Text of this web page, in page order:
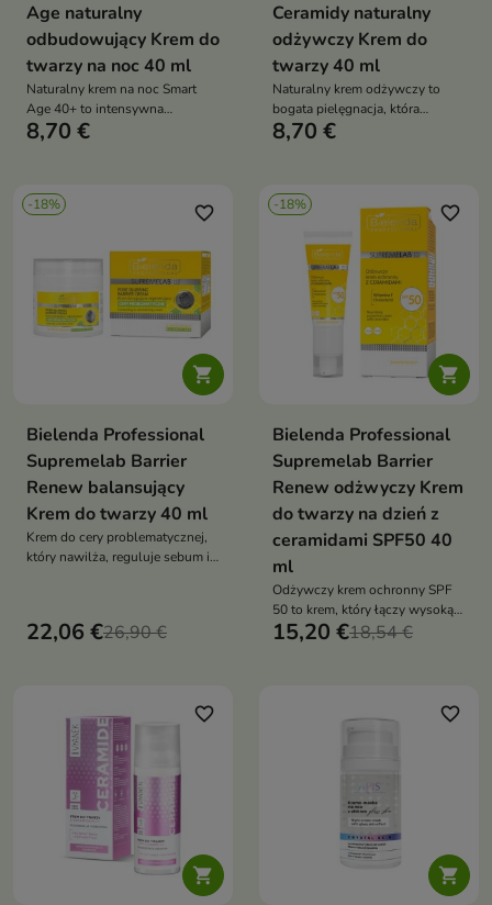
Age naturalny
odbudowujący Krem do
twarzy na noc 40 ml
Naturalny krem na noc Smart
Age 40+ to intensywna
regeneracja, która odbudowuje
8,70 €
Ceramidy naturalny
odżywczy Krem do
twarzy 40 ml
Naturalny krem odżywczy to
bogata pielęgnacja, która
wzmacnia barierę skóry,
8,70 €
-18%

favorite_border
Bielenda Professional
Supremelab Barrier
Renew balansujący
Krem do twarzy 40 ml
Krem do cery problematycznej,
który nawilża, reguluje sebum i
22,06 €26,90 €
-18%

favorite_border
Bielenda Professional
Supremelab Barrier
Renew odżwyczy Krem
do twarzy na dzień z
ceramidami SPF50 40
ml
Odżywczy krem ochronny SPF
50 to krem, który łączy wysoką
ochronę przeciwsłoneczną z
15,20 €18,54 €

favorite_border

favorite_border